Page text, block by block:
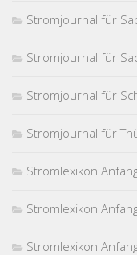
Stromjournal für
Stromjournal für
Stromjournal für
Stromjournal für
Stromlexikon
Stromlexikon
Stromlexikon